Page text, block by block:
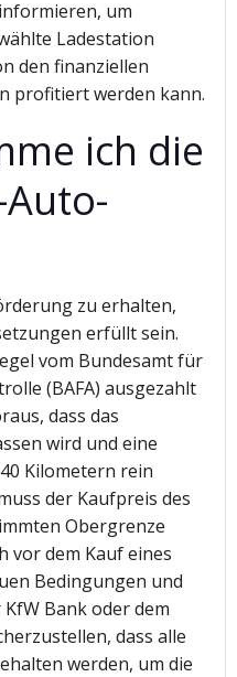
um
Ladestation
den finanziellen
profitiert werden kann.
ich die
zu erhalten,
erfüllt sein.
vom Bundesamt für
(BAFA) ausgezahlt
dass das
wird und eine
Kilometern rein
der Kaufpreis des
Obergrenze
vor dem Kauf eines
Bedingungen und
Bank oder dem
dass alle
werden, um die